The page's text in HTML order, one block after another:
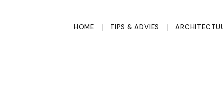
HOME TIPS & ADVIES